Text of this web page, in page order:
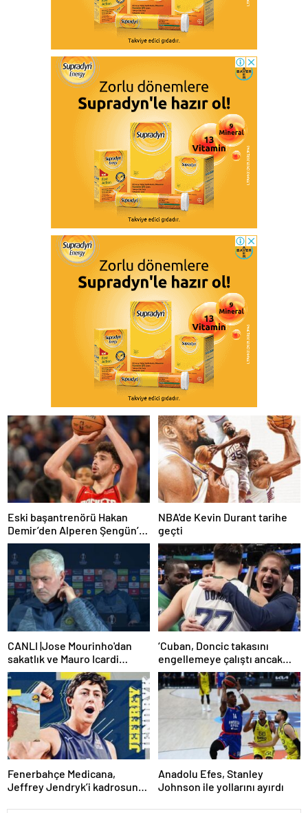
Eski başantrenörü Hakan
Demir’den Alperen Şengün’e
övgü
NBA'de Kevin Durant tarihe
geçti
CANLI |Jose Mourinho'dan
sakatlık ve Mauro Icardi
yanıtı! 'Kimse dokunamaz!'
‘Cuban, Doncic takasını
engellemeye çalıştı ancak
geç kaldı’ iddiası! NBA
Haberleri
Fenerbahçe Medicana,
Jeffrey Jendryk’i kadrosuna
Anadolu Efes, Stanley
Johnson ile yollarını ayırdı